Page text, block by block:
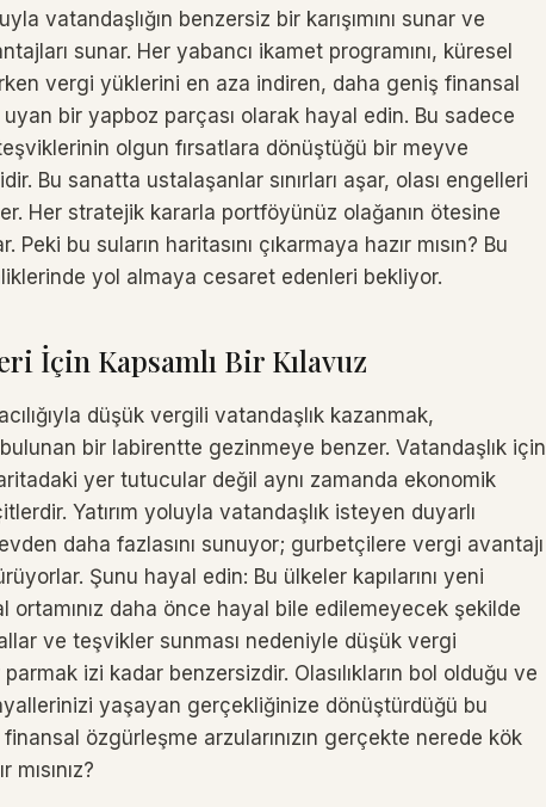
vatandaşlığın benzersiz bir karışımını sunar ve
sunar. Her yabancı ikamet programını, küresel
vergi yüklerini en aza indiren, daha geniş finansal
bir yapboz parçası olarak hayal edin. Bu sadece
olgun fırsatlara dönüştüğü bir meyve
Bu sanatta ustalaşanlar sınırları aşar, olası engelleri
Her stratejik kararla portföyünüz olağanın ötesine
bu suların haritasını çıkarmaya hazır mısın? Bu
yol almaya cesaret edenleri bekliyor.
İçin Kapsamlı Bir Kılavuz
düşük vergili vatandaşlık kazanmak,
bir labirentte gezinmeye benzer. Vatandaşlık için
yer tutucular değil aynı zamanda ekonomik
Yatırım yoluyla vatandaşlık isteyen duyarlı
daha fazlasını sunuyor; gurbetçilere vergi avantajı
Şunu hayal edin: Bu ülkeler kapılarını yeni
ortamınız daha önce hayal bile edilemeyecek şekilde
ve teşvikler sunması nedeniyle düşük vergi
izi kadar benzersizdir. Olasılıkların bol olduğu ve
yaşayan gerçekliğinize dönüştürdüğü bu
özgürleşme arzularınızın gerçekte nerede kök